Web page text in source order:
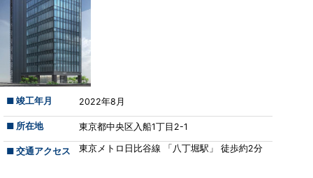
■ 竣工年月 2022年8月
■ 所在地 東京都中央区入船1丁目2-1
■ 交通アクセス 東京メトロ日比谷線 「八丁堀駅」 徒歩約2分